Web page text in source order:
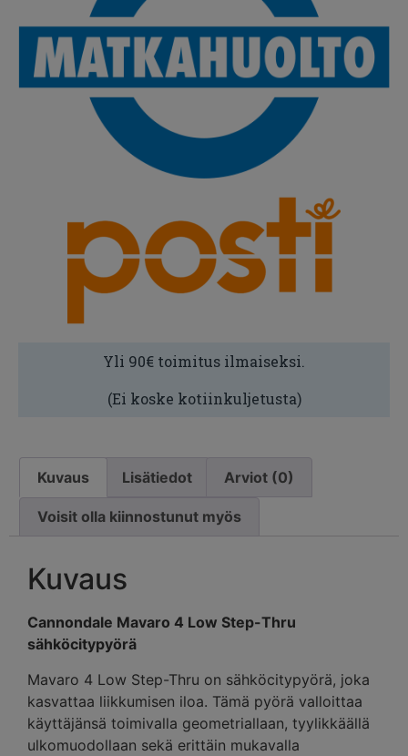
Yli 90€ toimitus ilmaiseksi.
(Ei koske kotiinkuljetusta)
Kuvaus Lisätiedot Arviot (0)
Voisit olla kiinnostunut myös
Kuvaus
Cannondale Mavaro 4 Low Step-Thru
sähköcitypyörä
Mavaro 4 Low Step-Thru on sähköcitypyörä, joka
kasvattaa liikkumisen iloa. Tämä pyörä valloittaa
käyttäjänsä toimivalla geometriallaan, tyylikkäällä
ulkomuodollaan sekä erittäin mukavalla